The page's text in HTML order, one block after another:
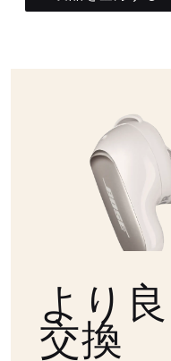
より
交換